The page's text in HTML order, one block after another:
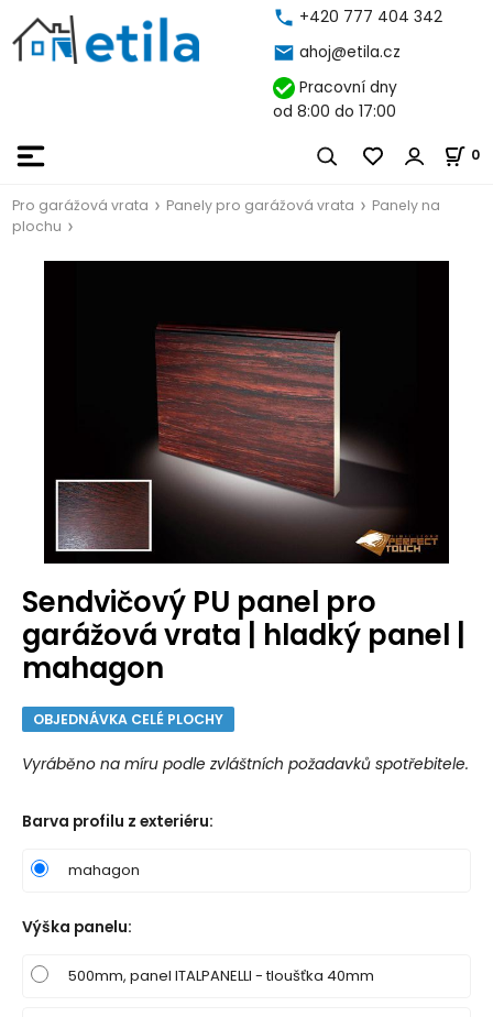
+420 777 404 342
ahoj@etila.cz
Pracovní dny
od 8:00 do 17:00
0
Pro garážová vrata Panely pro garážová vrata
Panely na
plochu
Sendvičový PU panel pro
garážová vrata | hladký panel |
mahagon
OBJEDNÁVKA CELÉ PLOCHY
Vyráběno na míru podle zvláštních požadavků spotřebitele.
Barva profilu z exteriéru:
mahagon
Výška panelu:
500mm, panel ITALPANELLI - tloušťka 40mm